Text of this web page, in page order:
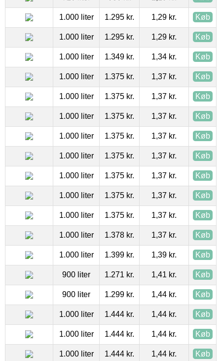
1.000 liter 1.295 kr. 1,29 kr. Køb
1.000 liter 1.295 kr. 1,29 kr. Køb
1.000 liter 1.349 kr. 1,34 kr. Køb
1.000 liter 1.375 kr. 1,37 kr. Køb
1.000 liter 1.375 kr. 1,37 kr. Køb
1.000 liter 1.375 kr. 1,37 kr. Køb
1.000 liter 1.375 kr. 1,37 kr. Køb
1.000 liter 1.375 kr. 1,37 kr. Køb
1.000 liter 1.375 kr. 1,37 kr. Køb
1.000 liter 1.375 kr. 1,37 kr. Køb
1.000 liter 1.375 kr. 1,37 kr. Køb
1.000 liter 1.378 kr. 1,37 kr. Køb
1.000 liter 1.399 kr. 1,39 kr. Køb
900 liter 1.271 kr. 1,41 kr. Køb
900 liter 1.299 kr. 1,44 kr. Køb
1.000 liter 1.444 kr. 1,44 kr. Køb
1.000 liter 1.444 kr. 1,44 kr. Køb
1.000 liter 1.444 kr. 1,44 kr. Køb